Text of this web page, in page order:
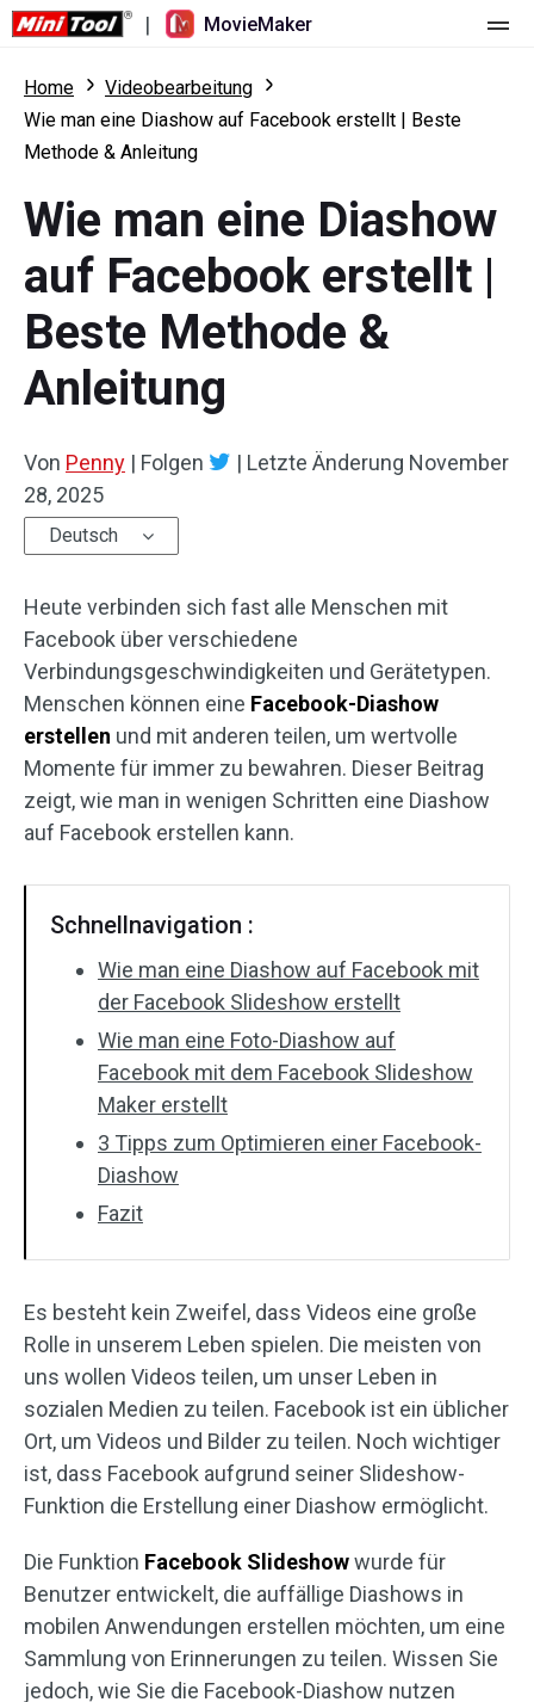
| MovieMaker
Startseite
Preise
Was ist neu
Übersicht
Mehrspurbearbeitung
Seitenverhältnis
Geschwindigkeit anpassen/umkehren
Trimmen/Teilen/Zuschneiden
Text/Elemente
Videoeffekte
Videofarbe
Drehen/Spiegeln
Ohne Wasserzeichen
Ressourcen
Benutzerhandbuch
Tricks für Videobearbeitung
Video-Tools
Bildschirm-Rekorder
Video-Konverter
Online-Video-Downloader
Home
Videobearbeitung
Wie man eine Diashow auf Facebook erstellt | Beste
Methode & Anleitung
Wie man eine Diashow
auf Facebook erstellt |
Beste Methode &
Anleitung
Von Penny | Folgen | Letzte Änderung November
28, 2025
Deutsch
Heute verbinden sich fast alle Menschen mit
Facebook über verschiedene
Verbindungsgeschwindigkeiten und Gerätetypen.
Menschen können eine Facebook-Diashow
erstellen und mit anderen teilen, um wertvolle
Momente für immer zu bewahren. Dieser Beitrag
zeigt, wie man in wenigen Schritten eine Diashow
auf Facebook erstellen kann.
Schnellnavigation :
Wie man eine Diashow auf Facebook mit
der Facebook Slideshow erstellt
Wie man eine Foto-Diashow auf
Facebook mit dem Facebook Slideshow
Maker erstellt
3 Tipps zum Optimieren einer Facebook-
Diashow
Fazit
Es besteht kein Zweifel, dass Videos eine große
Rolle in unserem Leben spielen. Die meisten von
uns wollen Videos teilen, um unser Leben in
sozialen Medien zu teilen. Facebook ist ein üblicher
Ort, um Videos und Bilder zu teilen. Noch wichtiger
ist, dass Facebook aufgrund seiner Slideshow-
Funktion die Erstellung einer Diashow ermöglicht.
Die Funktion Facebook Slideshowwurde für
Benutzer entwickelt, die auffällige Diashows in
mobilen Anwendungen erstellen möchten, um eine
Sammlung von Erinnerungen zu teilen. Wissen Sie
jedoch, wie Sie die Facebook-Diashow nutzen